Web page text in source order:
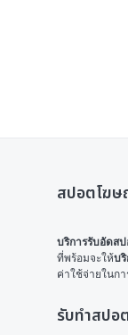
สปอตโฆ
บริการรับอัดส
ที่พร้อมจะให้บ
ค่าใช้จ่ายในก
รับทำสป